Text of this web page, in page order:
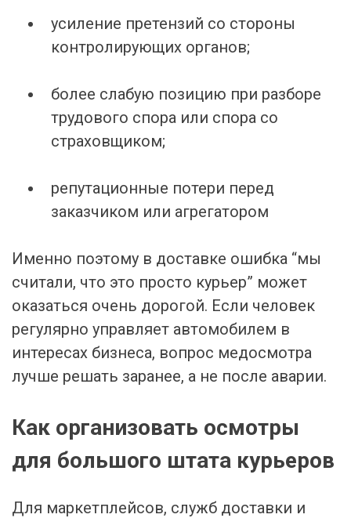
усиление претензий со стороны
контролирующих органов;
более слабую позицию при разборе
трудового спора или спора со
страховщиком;
репутационные потери перед
заказчиком или агрегатором
Именно поэтому в доставке ошибка “мы
считали, что это просто курьер” может
оказаться очень дорогой. Если человек
регулярно управляет автомобилем в
интересах бизнеса, вопрос медосмотра
лучше решать заранее, а не после аварии.
Как организовать осмотры
для большого штата курьеров
Для маркетплейсов, служб доставки и